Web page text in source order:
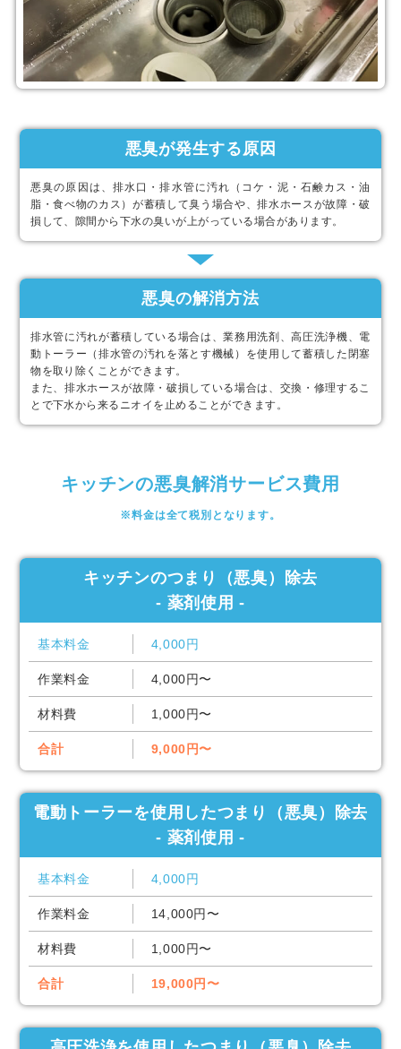
悪臭が発生する原因
悪臭の原因は、排水口・排水管に汚れ（コケ・泥・石鹸カス・油
脂・食べ物のカス）が蓄積して臭う場合や、排水ホースが故障・破
損して、隙間から下水の臭いが上がっている場合があります。
悪臭の解消方法
排水管に汚れが蓄積している場合は、業務用洗剤、高圧洗浄機、電
動トーラー（排水管の汚れを落とす機械）を使用して蓄積した閉塞
物を取り除くことができます。
また、排水ホースが故障・破損している場合は、交換・修理するこ
とで下水から来るニオイを止めることができます。
キッチンの悪臭解消サービス費用
※料金は全て税別となります。
キッチンのつまり（悪臭）除去
- 薬剤使用 -
基本料金 4,000円
作業料金 4,000円〜
材料費 1,000円〜
合計 9,000円〜
電動トーラーを使用したつまり（悪臭）除去
- 薬剤使用 -
基本料金 4,000円
作業料金 14,000円〜
材料費 1,000円〜
合計 19,000円〜